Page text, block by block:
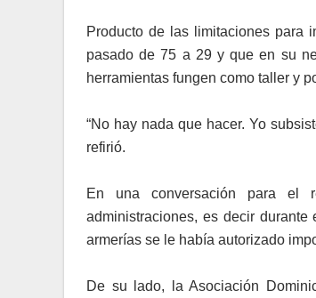
Producto de las limitaciones para
pasado de 75 a 29 y que en su
herramientas fungen como taller y
“No hay nada que hacer. Yo
refirió.
En una conversación para el
administraciones, es decir
armerías se le había autorizado
De su lado, la Asociación